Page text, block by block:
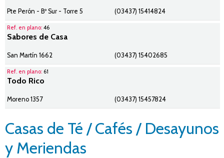
Pte Perón - Bº Sur - Torre 5 (03437) 15414824
Ref. en plano:46
Sabores de Casa
San Martín 1662 (03437) 15402685
Ref. en plano: 61
Todo Rico
Moreno 1357 (03437) 15457824
Casas de Té / Cafés / Desayunos
y Meriendas